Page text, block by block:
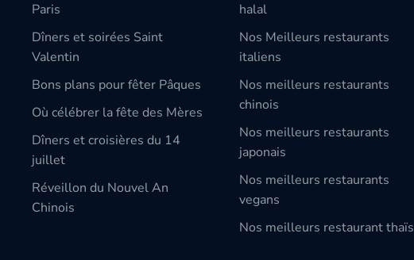
Paris
Dîners et soirées Saint
Valentin
Bons plans pour fêter Pâques
Où célébrer la fête des Mères
Dîners et croisières du 14
juillet
Réveillon du Nouvel An
Chinois
halal
Nos Meilleurs restaurants
italiens
Nos meilleurs restaurants
chinois
Nos meilleurs restaurants
japonais
Nos meilleurs restaurants
vegans
Nos meilleurs restaurant thaïs